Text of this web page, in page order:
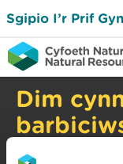
Sgipio I’r Prif
Dim
gwlad